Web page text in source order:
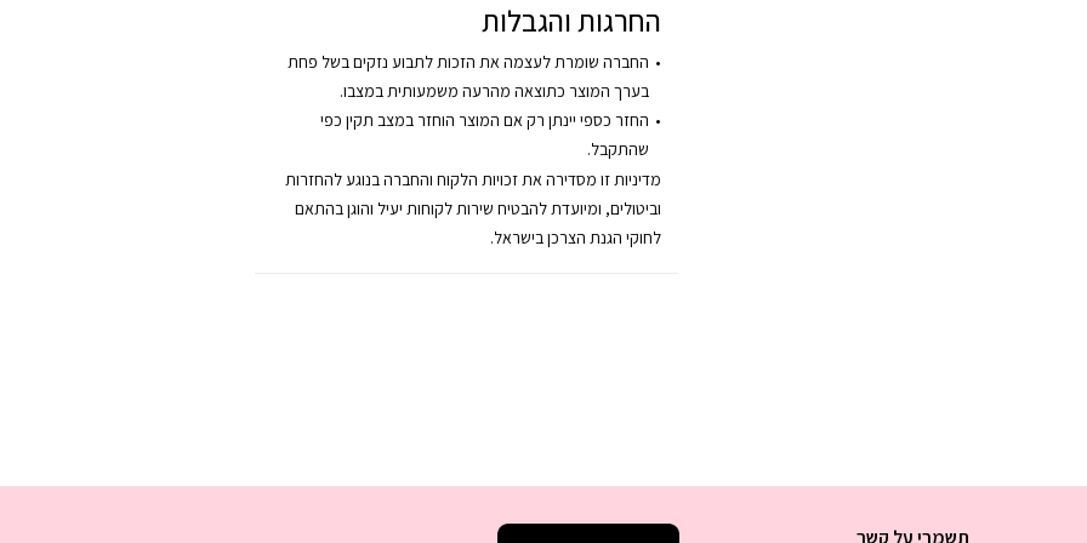
החרגות והגבלות
החברה שומרת לעצמה את הזכות לתבוע נזקים בשל פחת
בערך המוצר כתוצאה מהרעה משמעותית במצבו.
החזר כספי יינתן רק אם המוצר הוחזר במצב תקין כפי
שהתקבל.
מדיניות זו מסדירה את זכויות הלקוח והחברה בנוגע להחזרות
וביטולים, ומיועדת להבטיח שירות לקוחות יעיל והוגן בהתאם
לחוקי הגנת הצרכן בישראל.
תשמרי על קשר